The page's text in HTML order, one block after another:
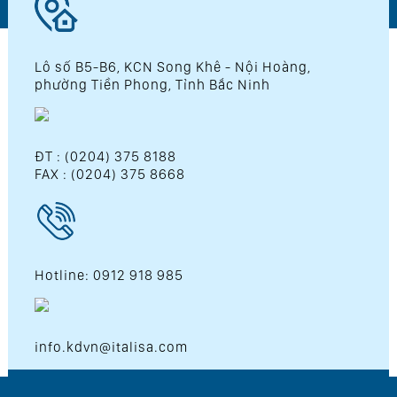
Lô số B5-B6, KCN Song Khê - Nội Hoàng,
phường Tiền Phong, Tỉnh Bắc Ninh
ĐT : (0204) 375 8188
FAX : (0204) 375 8668
Hotline: 0912 918 985
info.kdvn@italisa.com